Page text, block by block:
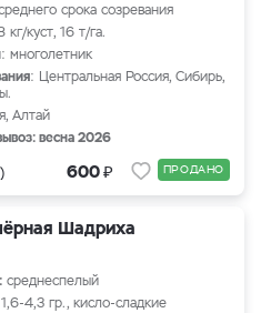
срока созревания
кг/куст, 16 т/га.
: многолетник
: Центральная Россия, Сибирь,
Алтай
весна 2026
600₽ ПРОДАНО
Шадриха
среднеспелый
4,3 гр., кисло-сладкие